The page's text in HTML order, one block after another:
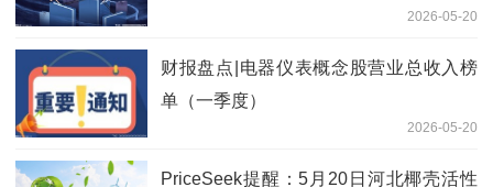
2026-05-20
财报盘点|电器仪表概念股营业总收入榜
单（一季度）
2026-05-20
PriceSeek提醒：5月20日河北椰壳活性